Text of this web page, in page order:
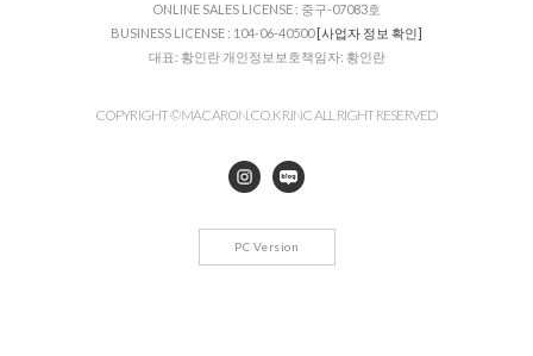
ONLINE SALES LICENSE : 중구-07083호
BUSINESS LICENSE : 104-06-40500 [사업자 정보 확인]
대표: 황인란 개인정보보호책임자: 황인란
COPYRIGHT © MACARON.CO. KR.INC ALL RIGHT RESERVED
PC Version